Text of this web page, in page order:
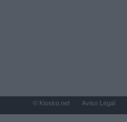
© Kiosko.net Aviso Legal